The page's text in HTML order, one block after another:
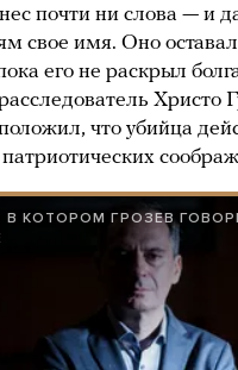
почти ни слова — и
свое имя. Оно
его не раскрыл
Христо
что убийца
патриотических
В КОТОРОМ ГРОЗЕВ